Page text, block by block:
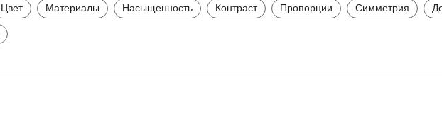
Цвет Материалы Насыщенность Контраст Пропорции Симметрия